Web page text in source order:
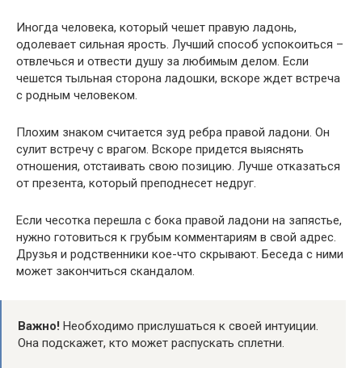
Иногда человека, который чешет правую ладонь,
одолевает сильная ярость. Лучший способ успокоиться –
отвлечься и отвести душу за любимым делом. Если
чешется тыльная сторона ладошки, вскоре ждет встреча
с родным человеком.
Плохим знаком считается зуд ребра правой ладони. Он
сулит встречу с врагом. Вскоре придется выяснять
отношения, отстаивать свою позицию. Лучше отказаться
от презента, который преподнесет недруг.
Если чесотка перешла с бока правой ладони на запястье,
нужно готовиться к грубым комментариям в свой адрес.
Друзья и родственники кое-что скрывают. Беседа с ними
может закончиться скандалом.
Важно! Необходимо прислушаться к своей интуиции.
Она подскажет, кто может распускать сплетни.